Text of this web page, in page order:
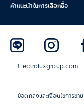
คำแนะนำในการเลือกซื้อ
Electroluxgroup.com
ข้อตกลงและเงื่อนไขการขาย